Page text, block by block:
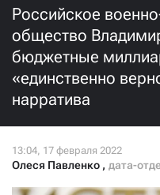
Российское
общество
бюджетные
«единственно
нарратива
Олеся Павленко , дата-
3000
500
Нажимая кнопку «Стать